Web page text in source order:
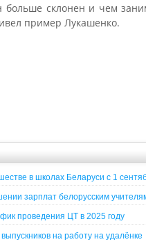
склонен и чем
пример Лукашенко.
в школах Беларуси с 1
зарплат белорусским
проведения ЦТ в 2025 году
на работу на удалёнке